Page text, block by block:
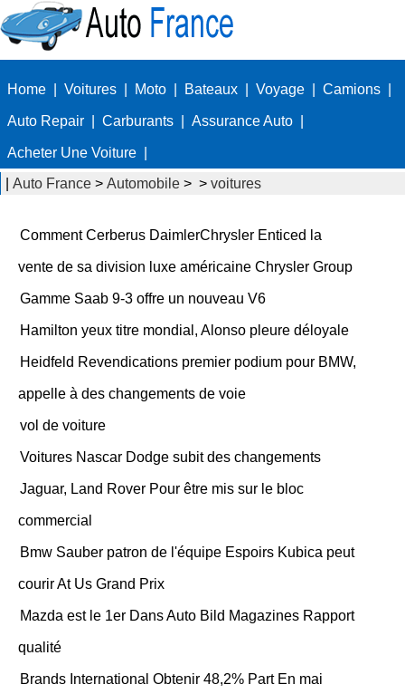
Home Voitures Moto Bateaux Voyage Camions
Auto Repair Carburants Assurance Auto
Acheter Une Voiture
Auto France > Automobile > > voitures
Comment Cerberus DaimlerChrysler Enticed la
vente de sa division luxe américaine Chrysler Group
Gamme Saab 9-3 offre un nouveau V6
Hamilton yeux titre mondial, Alonso pleure déloyale
Heidfeld Revendications premier podium pour BMW,
appelle à des changements de voie
vol de voiture
Voitures Nascar Dodge subit des changements
Jaguar, Land Rover Pour être mis sur le bloc
commercial
Bmw Sauber patron de l'équipe Espoirs Kubica peut
courir At Us Grand Prix
Mazda est le 1er Dans Auto Bild Magazines Rapport
qualité
Brands International Obtenir 48,2% Part En mai